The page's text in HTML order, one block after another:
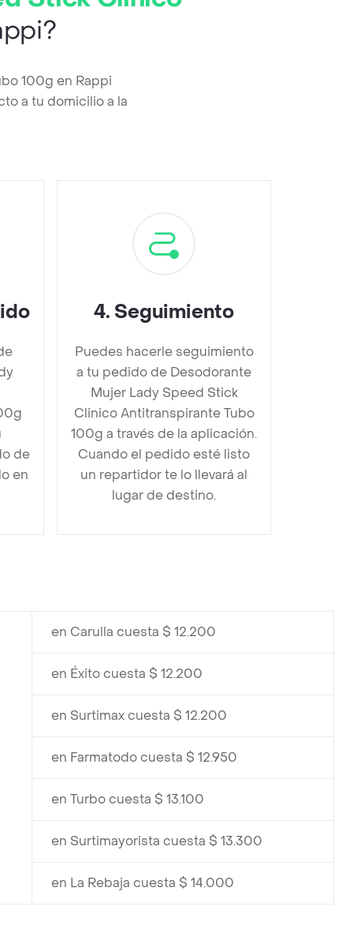
100g en Rappi
a tu domicilio a la
de
en
4. Seguimiento
Puedes hacerle seguimiento
a tu pedido de Desodorante
Mujer Lady Speed Stick
Clinico Antitranspirante Tubo
100g a través de la aplicación.
Cuando el pedido esté listo
un repartidor te lo llevará al
lugar de destino.
en Carulla cuesta $ 12.200
en Éxito cuesta $ 12.200
en Surtimax cuesta $ 12.200
en Farmatodo cuesta $ 12.950
en Turbo cuesta $ 13.100
en Surtimayorista cuesta $ 13.300
en La Rebaja cuesta $ 14.000